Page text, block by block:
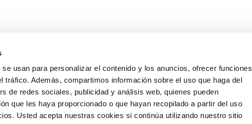
usan para personalizar el contenido y los anuncios, ofrecer funciones
tráfico. Además, compartimos información sobre el uso que haga del
de redes sociales, publicidad y análisis web, quienes pueden
que les haya proporcionado o que hayan recopilado a partir del uso
Usted acepta nuestras cookies si continúa utilizando nuestro sitio